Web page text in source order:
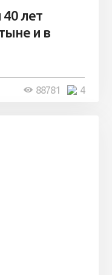
лет
и в
4
88781